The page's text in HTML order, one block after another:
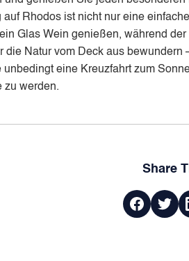
Rhodos ist nicht nur eine
Glas Wein genießen, während
die Natur vom Deck aus
eine Kreuzfahrt zum
zu werden.
Share